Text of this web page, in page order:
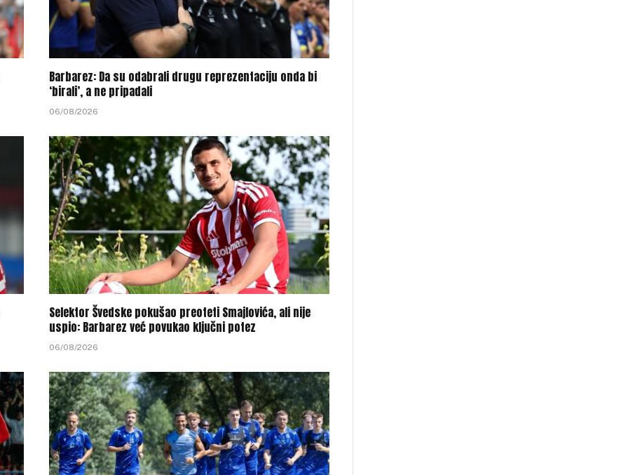
Barbarez: Da su odabrali drugu reprezentaciju onda bi
‘birali’, a ne pripadali
06/08/2026
Selektor Švedske pokušao preoteti Smajlovića, ali nije
uspio: Barbarez već povukao ključni potez
06/08/2026